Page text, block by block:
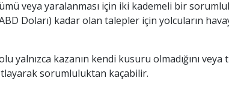
veya yaralanması için iki kademeli bir
ABD Doları) kadar olan talepler için yolcuların
yalnızca kazanın kendi kusuru olmadığını
sorumluluktan kaçabilir.